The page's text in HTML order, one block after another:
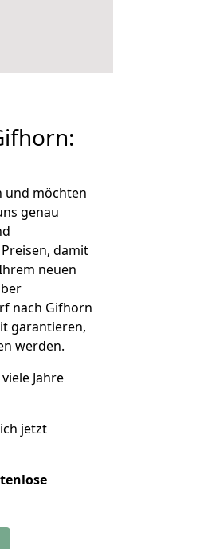
und möchten
genau
damit
neuen
nach Gifhorn
garantieren,
werden.
Jahre
jetzt